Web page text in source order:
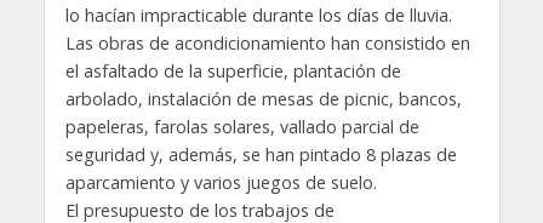
lo hacían impracticable durante los días de lluvia.
Las obras de acondicionamiento han consistido en
el asfaltado de la superficie, plantación de
arbolado, instalación de mesas de picnic, bancos,
papeleras, farolas solares, vallado parcial de
seguridad y, además, se han pintado 8 plazas de
aparcamiento y varios juegos de suelo.
El presupuesto de los trabajos de